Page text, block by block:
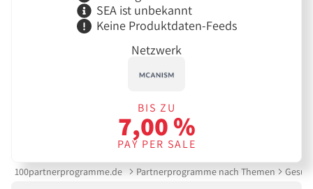
SEA ist unbekannt
Keine Produktdaten-Feeds
Netzwerk
BIS ZU
7,00 %
PAY PER SALE
100partnerprogramme.de Partnerprogramme nach Themen